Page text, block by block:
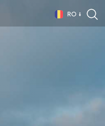
RO